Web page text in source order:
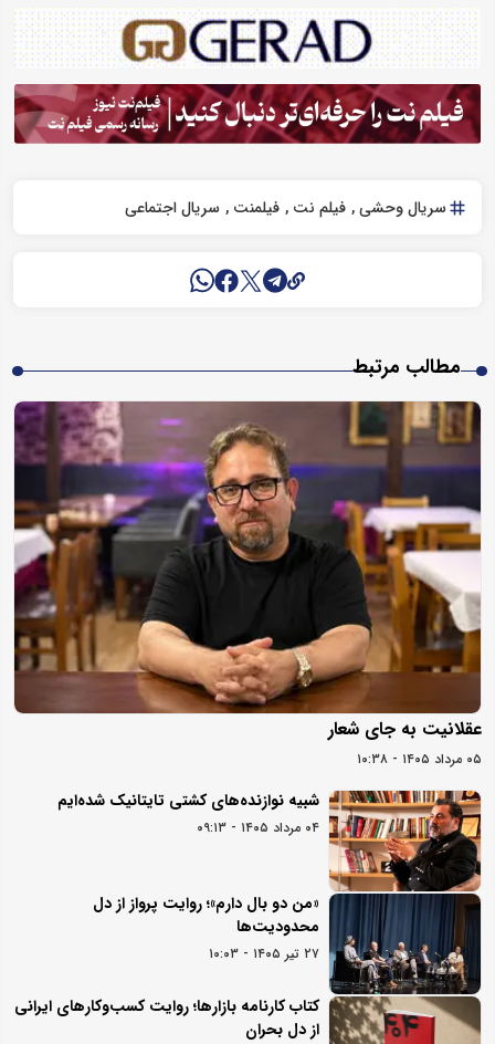
سریال وحشی فیلم نت فیلمنت سریال اجتماعی
مطالب مرتبط
عقلانیت به جای شعار
۰۵ مرداد ۱۴۰۵ - ۱۰:۳۸
شبیه نوازنده‌های کشتی تایتانیک شده‌ایم
۰۴ مرداد ۱۴۰۵ - ۰۹:۱۳
«من دو بال دارم»؛ روایت پرواز از دل
محدودیت‌ها
۲۷ تیر ۱۴۰۵ - ۱۰:۰۳
کتاب کارنامه بازارها؛ روایت کسب‌و‌کارهای ایرانی
از دل بحران